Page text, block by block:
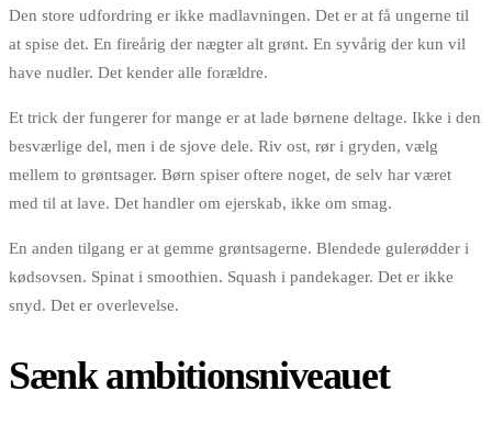
Den store udfordring er ikke madlavningen. Det er at få ungerne til
at spise det. En fireårig der nægter alt grønt. En syvårig der kun vil
have nudler. Det kender alle forældre.
Et trick der fungerer for mange er at lade børnene deltage. Ikke i den
besværlige del, men i de sjove dele. Riv ost, rør i gryden, vælg
mellem to grøntsager. Børn spiser oftere noget, de selv har været
med til at lave. Det handler om ejerskab, ikke om smag.
En anden tilgang er at gemme grøntsagerne. Blendede gulerødder i
kødsovsen. Spinat i smoothien. Squash i pandekager. Det er ikke
snyd. Det er overlevelse.
Sænk ambitionsniveauet